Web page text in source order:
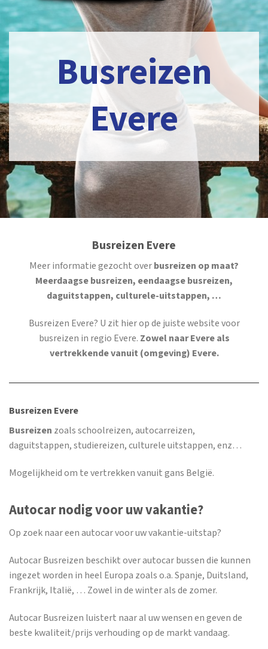
Busreizen
Evere
Busreizen Evere
Meer informatie gezocht overbusreizen op maat?
Meerdaagse busreizen, eendaagse busreizen,
daguitstappen, culturele-uitstappen, …
Busreizen Evere? U zit hier op de juiste website voor
busreizen in regio Evere. Zowel naar Evere als
vertrekkende vanuit (omgeving) Evere.
Busreizen Evere
Busreizen zoals schoolreizen, autocarreizen,
daguitstappen, studiereizen, culturele uitstappen, enz…
Mogelijkheid om te vertrekken vanuit gans België.
Autocar nodig voor uw vakantie?
Op zoek naar een autocar voor uw vakantie-uitstap?
Autocar Busreizen beschikt over autocar bussen die kunnen
ingezet worden in heel Europa zoals o.a. Spanje, Duitsland,
Frankrijk, Italië, … Zowel in de winter als de zomer.
Autocar Busreizen luistert naar al uw wensen en geven de
beste kwaliteit/prijs verhouding op de markt vandaag.